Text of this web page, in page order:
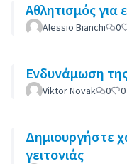
Αθλητισμός για
Alessio Bianchi 0
Ενδυνάμωση
Viktor Novak 0 0
Δημιουργήστε
γειτονιάς